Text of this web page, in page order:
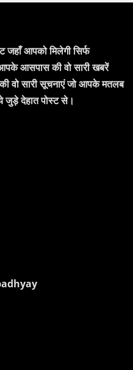
आपको मिलेगी सिर्फ
आसपास की वो सारी खबरें
वो सारी सूचनाएं जो आपके मतलब
जुड़े देहात पोस्ट से।